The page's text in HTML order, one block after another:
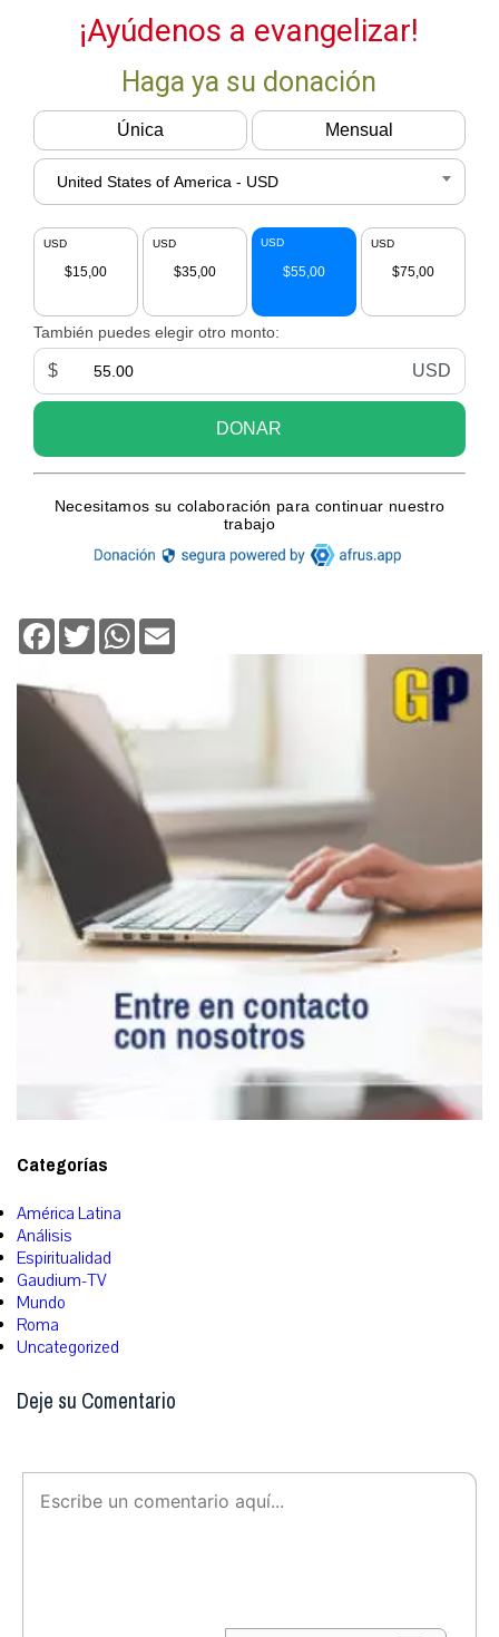
Facebook
TwitterWhatsApp
Categorías
América Latina
Análisis
Espiritualidad
Gaudium-TV
Mundo
Roma
Uncategorized
Deje su Comentario